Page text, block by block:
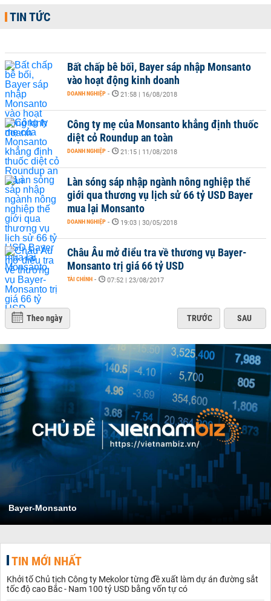
TIN TỨC
Bất chấp bê bối, Bayer sáp nhập Monsanto
vào hoạt động kinh doanh
DOANH NGHIỆP - 21:58 | 16/08/2018
Công ty mẹ của Monsanto khẳng định thuốc
diệt cỏ Roundup an toàn
DOANH NGHIỆP - 21:15 | 11/08/2018
Làn sóng sáp nhập ngành nông nghiệp thế
giới qua thương vụ lịch sử 66 tỷ USD Bayer
mua lại Monsanto
DOANH NGHIỆP - 19:03 | 30/05/2018
Châu Âu mở điểu tra về thương vụ Bayer-
Monsanto trị giá 66 tỷ USD
TÀI CHÍNH - 07:52 | 23/08/2017
Theo ngày TRƯỚC SAU
Bayer-Monsanto
TIN MỚI NHẤT
Khởi tố Chủ tịch Công ty Mekolor từng đề xuất làm dự án đường sắt
tốc độ cao Bắc - Nam 100 tỷ USD bằng vốn tự có